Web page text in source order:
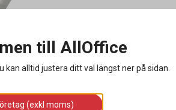
till AllOffice
kan alltid justera ditt val längst ner på sidan.
(exkl moms)